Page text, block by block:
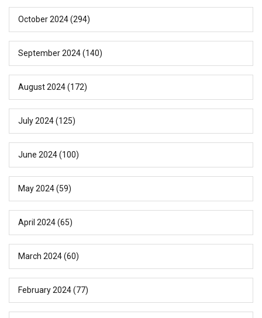
October 2024(294)
September 2024(140)
August 2024(172)
July 2024(125)
June 2024(100)
May 2024(59)
April 2024(65)
March 2024(60)
February 2024(77)